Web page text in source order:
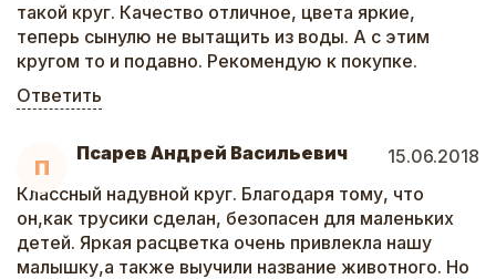
такой круг. Качество отличное, цвета яркие,
теперь сынулю не вытащить из воды. А с этим
кругом то и подавно. Рекомендую к покупке.
Ответить
П
Псарев Андрей Васильевич
15.06.2018
Классный надувной круг. Благодаря тому, что
он,как трусики сделан, безопасен для маленьких
детей. Яркая расцветка очень привлекла нашу
малышку,а также выучили название животного. Но